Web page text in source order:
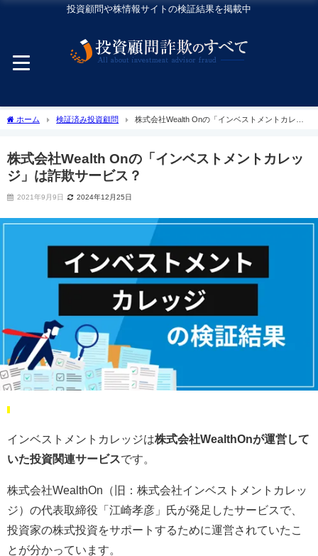
投資顧問や株情報サイトの検証結果を掲載中
ホーム 検証済み投資顧問
株式会社Wealth Onの「インベストメントカレッ
株式会社Wealth Onの「インベストメントカレッ
ジ」は詐欺サービス？
2021年9月9日 2024年12月25日
インベストメントカレッジは株式会社WealthOnが運営して
いた投資関連サービスです。
株式会社WealthOn（旧：株式会社インベストメントカレッ
ジ）の代表取締役「江崎孝彦」氏が発足したサービスで、
投資家の株式投資をサポートするために運営されていたこ
とが分かっています。